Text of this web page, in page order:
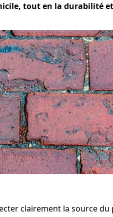
tout en la durabilité
clairement la source du